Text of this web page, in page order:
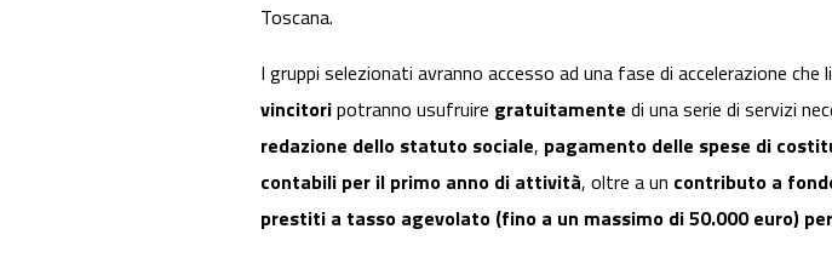
Toscana.
I gruppi selezionati avranno accesso ad una fase di accelerazione
vincitoripotranno usufruire gratuitamentedi una serie di servizi
redazione dello statuto sociale, pagamento delle spese di
contabili per il primo anno di attività, oltre a un contributo a
prestiti a tasso agevolato (fino a un massimo di 50.000 euro)